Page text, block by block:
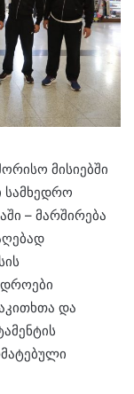
მისიებში
– მარშირება
და